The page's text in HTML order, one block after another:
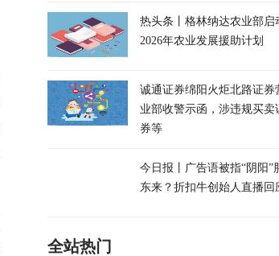
热头条丨格林纳达农业部启
2026年农业发展援助计划
诚通证券绵阳火炬北路证券
业部收警示函，涉违规买卖
券等
今日报丨广告语被指“阴阳”
东来？折扣牛创始人直播回
全站热门